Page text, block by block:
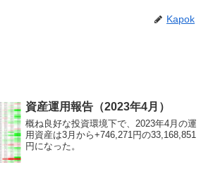
Kapok
資産運用報告（2023年4月）
概ね良好な投資環境下で、2023年4月の運
用資産は3月から+746,271円の33,168,851
円になった。